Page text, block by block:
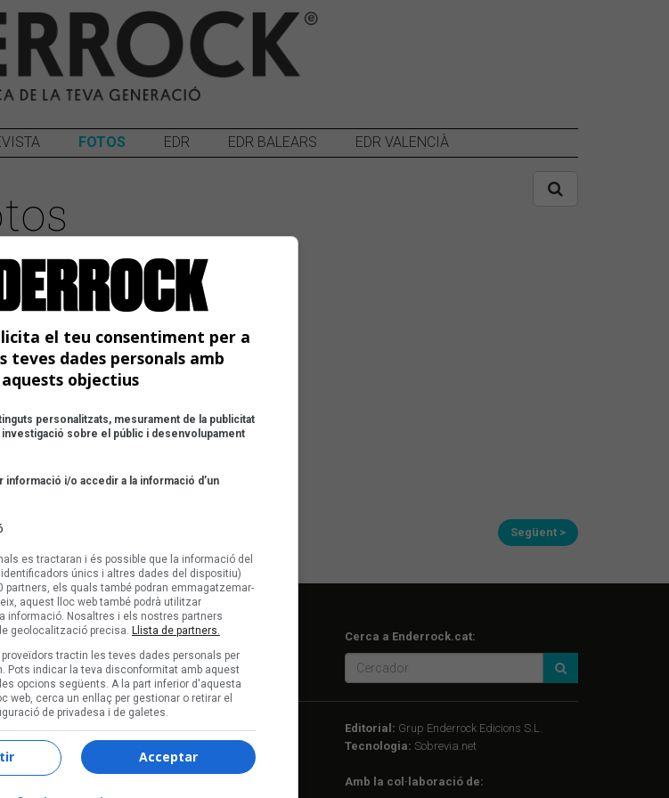
FOTOS EDR EDR BALEARS EDR VALENCIÀ
Següent >
Segueix-nos a: Cerca a Enderrock.cat:
Informació corporativa
Audiència certificada OJD
Notícies corporatives
Editorial: Grup Enderrock Edicions S.L.
Tecnologia: Sobrevia.net
Amb la col·laboració de:
el teu consentiment per a
teves dades personals amb
aquests objectius
personalitzats, mesurament de la publicitat
investigació sobre el públic i desenvolupament
informació i/o accedir a la informació d’un
es tractaran i és possible que la informació del
únics i altres dades del dispositiu)
partners, els quals també podran emmagatzemar-
aquest lloc web també podrà utilitzar
informació. Nosaltres i els nostres partners
geolocalització precisa. Llista de partners.
tractin les teves dades personals per
Pots indicar la teva disconformitat amb aquest
opcions següents. A la part inferior d'aquesta
web, cerca un enllaç per gestionar o retirar el
de privadesa i de galetes.
Acceptar